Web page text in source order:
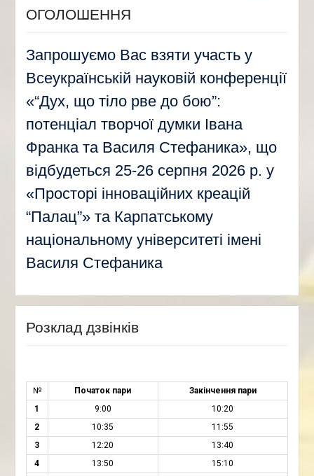
ОГОЛОШЕННЯ
Запрошуємо Вас взяти участь у
Всеукраїнській науковій конференції
«“Дух, що тіло рве до бою”:
потенціал творчої думки Івана
Франка та Василя Стефаника», що
відбудеться 25-26 серпня 2026 р. у
«Просторі інноваційних креацій
“Палац”» та Карпатському
національному університеті імені
Василя Стефаника
Розклад дзвінків
№ Початок пари
Закінчення пари
1
9:00
10:20
2
10:35
11:55
3
12:20
13:40
4
13:50
15:10